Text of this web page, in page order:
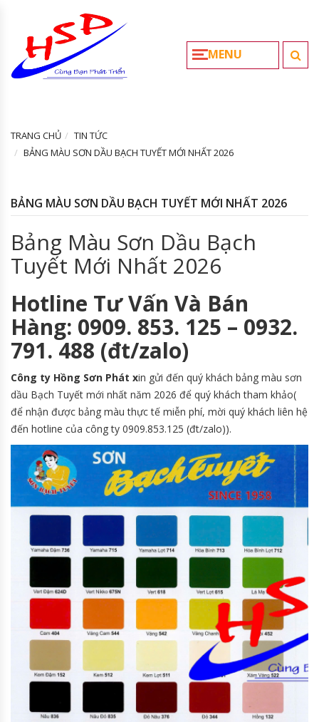
MENU
TRANG CHỦ
TIN TỨC
BẢNG MÀU SƠN DẦU BẠCH TUYẾT MỚI NHẤT 2026
BẢNG MÀU SƠN DẦU BẠCH TUYẾT MỚI NHẤT 2026
Bảng Màu Sơn Dầu Bạch
Tuyết Mới Nhất 2026
Hotline Tư Vấn Và Bán
Hàng: 0909. 853. 125 – 0932.
791. 488 (đt/zalo)
Công ty Hồng Sơn Phát xin gửi đến quý khách bảng màu sơn
dầu Bạch Tuyết mới nhất năm 2026 để quý khách tham khảo(
để nhận được bảng màu thực tế miễn phí, mời quý khách liên hệ
đến hotline của công ty 0909.853.125 (đt/zalo)).